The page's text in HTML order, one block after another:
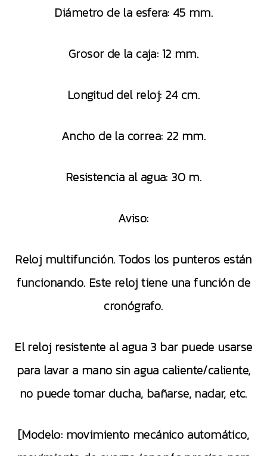
Diámetro de la esfera: 45 mm.
Grosor de la caja: 12 mm.
Longitud del reloj: 24 cm.
Ancho de la correa: 22 mm.
Resistencia al agua: 30 m.
Aviso:
Reloj multifunción. Todos los punteros están
funcionando. Este reloj tiene una función de
cronógrafo.
El reloj resistente al agua 3 bar puede usarse
para lavar a mano sin agua caliente/caliente,
no puede tomar ducha, bañarse, nadar, etc.
[Modelo: movimiento mecánico automático,